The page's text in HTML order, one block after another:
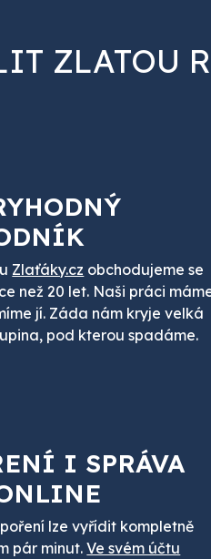
ZLATOU
Zlaťáky.cz obchodujeme se
než 20 let. Naši práci
jí. Záda nám kryje velká
pod kterou spadáme.
I SPRÁVA
lze vyřídit kompletně
pár minut.Ve svém účtu